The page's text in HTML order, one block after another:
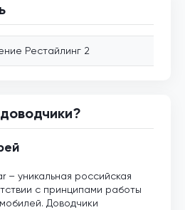
Рестайлинг 2
– уникальная российская
с принципами работы
Доводчики